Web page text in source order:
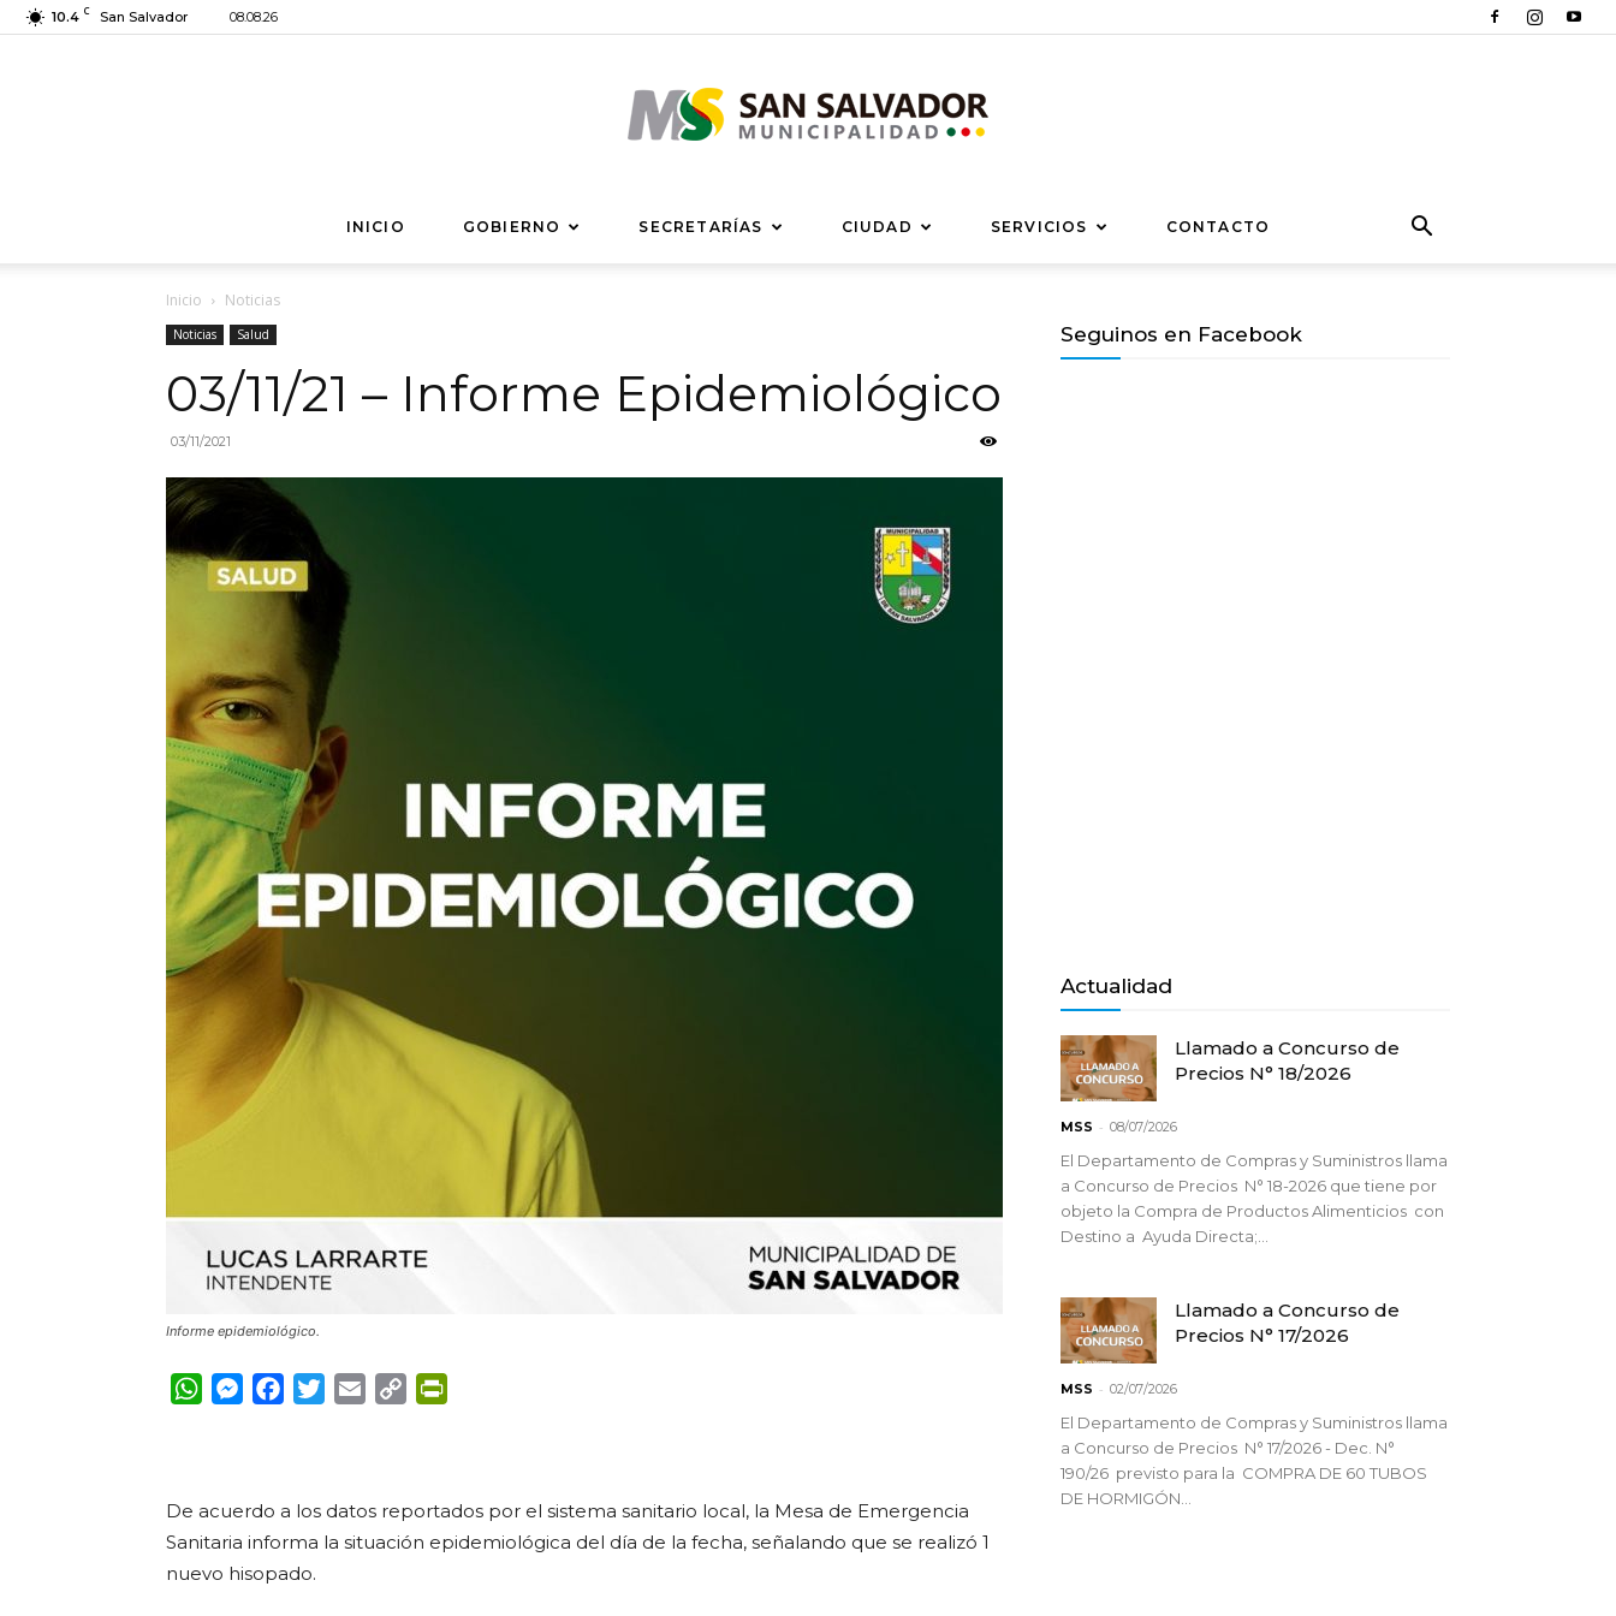
10.4 C San Salvador 08.08.26
Municipalidad
de
INICIO GOBIERNO SECRETARÍAS CIUDAD SERVICIOS CONTACTO
Inicio Noticias
Noticias Salud
03/11/21 – Informe Epidemiológico
03/11/2021
Informe epidemiológico.
WhatsApp
Messenger
FacebookTwitterEmail Copy
De acuerdo a los datos reportados por el sistema sanitario local, la Mesa de Emergencia
Sanitaria informa la situación epidemiológica del día de la fecha, señalando que se realizó 1
nuevo hisopado.
Seguinos en Facebook
Actualidad
Llamado a Concurso de
Precios N° 18/2026
MSS - 08/07/2026
El Departamento de Compras y Suministros llama
a Concurso de Precios N° 18-2026 que tiene por
objeto la Compra de Productos Alimenticios con
Destino a Ayuda Directa;...
Llamado a Concurso de
Precios N° 17/2026
MSS - 02/07/2026
El Departamento de Compras y Suministros llama
a Concurso de Precios N° 17/2026 - Dec. N°
190/26 previsto para la COMPRA DE 60 TUBOS
DE HORMIGÓN...